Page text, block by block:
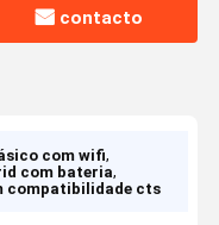
contacto
com wifi,
com bateria,
compatibilidade cts